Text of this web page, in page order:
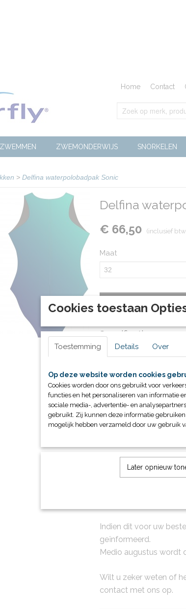
Home Contact
ZWEMONDERWIJS SNORKELEN
> Delfina waterpolobadpak Sonic
Delfina
€ 66,50 (inclusief btw
Maat
IN
Specificaties
Productcode
Omschrijving
Ook leverbaar in
LET OP! De Delfina
In verband met de
Indien dit voor uw
geïnformeerd.
Medio augustus wordt
Wilt u zeker weten of
contact met ons op.
Cookies toestaan
Toestemming Details Over
Op deze website worden cookies
Cookies worden door ons gebruikt voor
functies en het personaliseren van informatie
sociale media-, advertentie- en
gebruikt. Zij kunnen deze informatie
mogelijk hebben verzameld door uw gebruik
Later opnieuw